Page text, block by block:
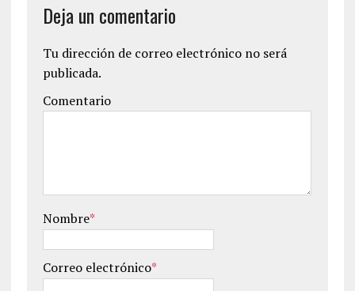
Deja un comentario
Tu dirección de correo electrónico no será
publicada.
Comentario
Nombre*
Correo electrónico*